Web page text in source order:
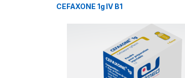
CEFAXONE 1g IV B1